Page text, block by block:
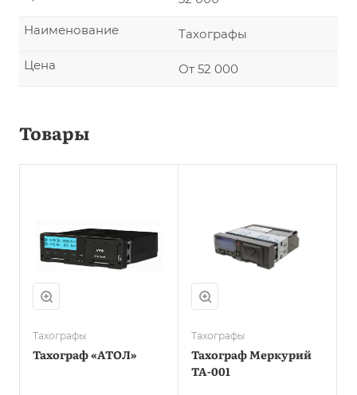
Тахографы
Наименование
От 52 000
Цена
Товары
Тахографы
Тахограф «АТОЛ»
Тахографы
Тахограф Меркурий
ТА-001